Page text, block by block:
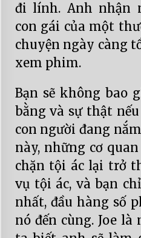
đi lính. Anh nhận
con gái của một
chuyện ngày càng
xem phim.
Bạn sẽ không bao
bằng và sự thật
con người đang
này, những cơ
chặn tội ác lại trở
vụ tội ác, và bạn
nhất, đầu hàng số
nó đến cùng. Joe